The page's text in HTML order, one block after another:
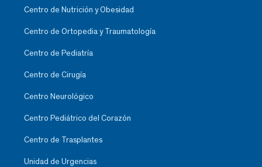
Centro de Nutrición y Obesidad
Centro de Ortopedia y Traumatología
Centro de Pediatría
Centro de Cirugía
Centro Neurológico
Centro Pediátrico del Corazón
Centro de Trasplantes
Unidad de Urgencias